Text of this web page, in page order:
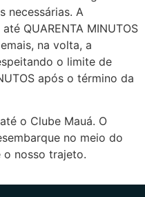
necessárias. A
QUARENTA MINUTOS
na volta, a
o limite de
após o término da
o Clube Mauá. O
no meio do
o nosso trajeto.